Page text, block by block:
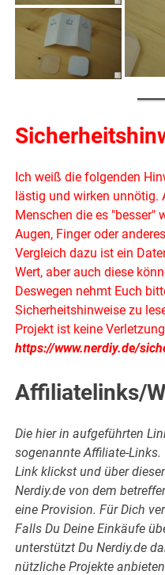
Ich weiß die folgenden
lästig und wirken unnötig.
Menschen die es "besser"
Augen, Finger oder
Vergleich dazu ist ein
Wert, aber auch diese
Deswegen nehmt Euch
Sicherheitshinweise zu
Projekt ist keine
https://www.nerdiy.de/
Affiliatelinks/
Die hier in aufgeführten
sogenannte Affiliate-
Link klickst und über
Nerdiy.de von dem
eine Provision. Für Dich
Falls Du Deine Einkäufe
unterstützt Du Nerdiy.de
nützliche Projekte